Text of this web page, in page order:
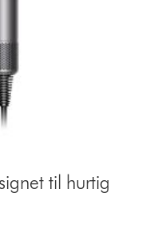
til hurtig